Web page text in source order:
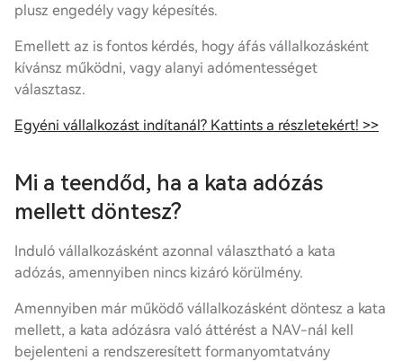
plusz engedély vagy képesítés.
Emellett az is fontos kérdés, hogy áfás vállalkozásként
kívánsz működni, vagy alanyi adómentességet
választasz.
Egyéni vállalkozást indítanál? Kattints a részletekért! >>
Mi a teendőd, ha a kata adózás
mellett döntesz?
Induló vállalkozásként azonnal választható a kata
adózás, amennyiben nincs kizáró körülmény.
Amennyiben már működő vállalkozásként döntesz a kata
mellett, a kata adózásra való áttérést a NAV-nál kell
bejelenteni a rendszeresített formanyomtatvány